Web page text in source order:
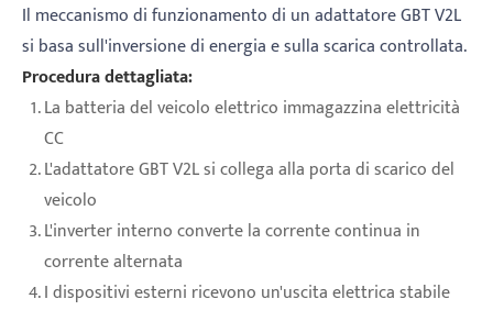
Il meccanismo di funzionamento di un adattatore GBT V2L
si basa sull'inversione di energia e sulla scarica controllata.
Procedura dettagliata:
La batteria del veicolo elettrico immagazzina elettricità
CC
L'adattatore GBT V2L si collega alla porta di scarico del
veicolo
L'inverter interno converte la corrente continua in
corrente alternata
I dispositivi esterni ricevono un'uscita elettrica stabile